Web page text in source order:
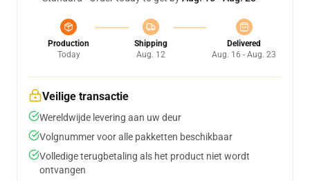
Production
Today
Shipping
Aug. 12
Delivered
Aug. 16 - Aug. 23
Veilige transactie
Wereldwijde levering aan uw deur
Volgnummer voor alle pakketten beschikbaar
Volledige terugbetaling als het product niet wordt
ontvangen